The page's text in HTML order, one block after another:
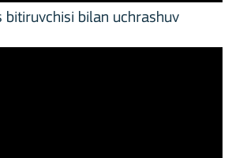
bitiruvchisi bilan uchrashuv